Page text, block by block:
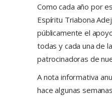
Como cada año por
Espíritu Triabona
públicamente el
todas y cada una de
patrocinadoras de
A nota informativa
hace algunas